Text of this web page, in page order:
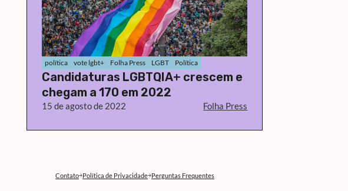
política vote lgbt+ Folha Press LGBT Política
Candidaturas LGBTQIA+ crescem e
chegam a 170 em 2022
15 de agosto de 2022 Folha Press
Contato Política de Privacidade Perguntas Frequentes